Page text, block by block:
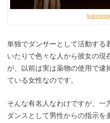
単独でダンサーとして活動する
いたりで色々な人から彼女の現
が、以前は実は薬物の使用で逮
ている女性なのです。
そんな有名人なわけですが、一
ダンスとして男性からの指示を